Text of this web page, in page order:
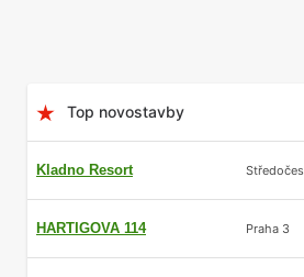
Top novostavby
Kladno Resort
HARTIGOVA 114 Praha 3